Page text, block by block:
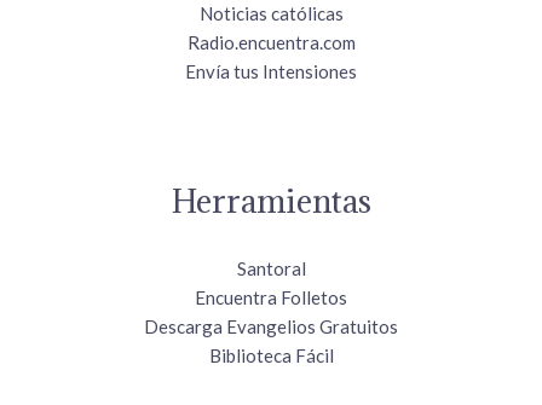
Noticias católicas
Radio.encuentra.com
Envía tus Intensiones
Herramientas
Santoral
Encuentra Folletos
Descarga Evangelios Gratuitos
Biblioteca Fácil